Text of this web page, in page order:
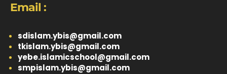
Email :
sdislam.ybis@gmail.com
tkislam.ybis@gmail.com
yebe.islamicschool@gmail.com
smpislam.ybis@gmail.com